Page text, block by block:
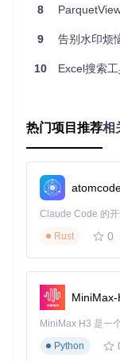
3. 如何用简单条
顶部的"Filter
tart.md
1. 招生数据分析
某高校招生办收
快速浏览数据结
_interest =
生；最后通过状
策略调整提供了
节省70%时间 ⏱️
2. 教学质量评估
在分析学生成绩
8
9 告别水印烦恼
10 Excel搜索工具
热门项目推荐相
Rust
0
MiniMax-
Python